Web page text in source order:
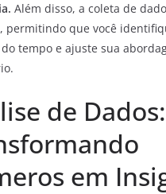
Além disso, a coleta de
permitindo que você
tempo e ajuste sua
de Dados:
em